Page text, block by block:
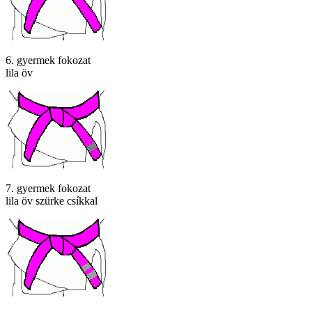
6. gyermek fokozat
lila öv
7. gyermek fokozat
lila öv szürke csíkkal